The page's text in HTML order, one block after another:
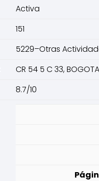
Activa
151
5229–Otras
CR 54 5 C 33,
8.7/10